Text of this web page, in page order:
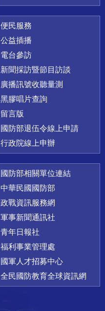
便民服務
公益插播
電台參訪
新聞採訪暨節目訪談
廣播訊號收聽量測
黑膠唱片查詢
留言版
國防部退伍令線上申請
行政院線上申辦
國防部相關單位連結
中華民國國防部
政戰資訊服務網
軍事新聞通訊社
青年日報社
福利事業管理處
國軍人才招募中心
全民國防教育全球資訊網